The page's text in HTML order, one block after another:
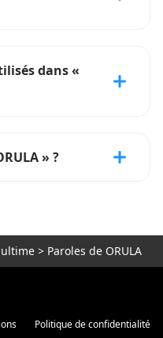
dans «
» ?
> Paroles de ORULA
Politique de confidentialité